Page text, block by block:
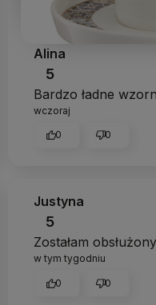
Alina
5
Bardzo ładne
wczoraj
0 0
Justyna
5
Zostałam
w tym tygodniu
0 0